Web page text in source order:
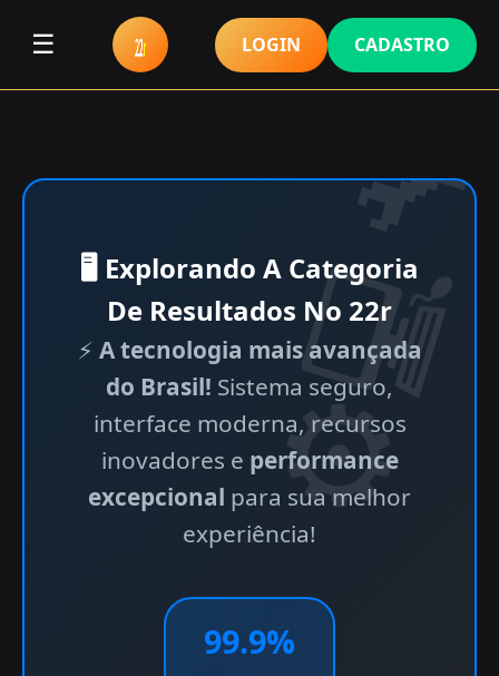
☰ LOGIN CADASTRO
🖥 Explorando A Categoria
De Resultados No 22r
⚡ A tecnologia mais avançada
do Brasil! Sistema seguro,
interface moderna, recursos
inovadores e performance
excepcional para sua melhor
experiência!
99.9%